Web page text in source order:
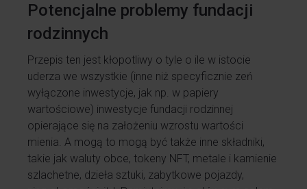
Potencjalne problemy fundacji
rodzinnych
Przepis ten jest kłopotliwy o tyle o ile w istocie
uderza we wszystkie (inne niż specyficznie zeń
wyłączone inwestycje, jak np. w papiery
wartościowe) inwestycje fundacji rodzinnej
opierające się na założeniu wzrostu wartości
mienia. A mogą to mogą być także inne składniki,
takie jak waluty obce, tokeny NFT, metale i kamienie
szlachetne, dzieła sztuki, zabytkowe pojazdy,